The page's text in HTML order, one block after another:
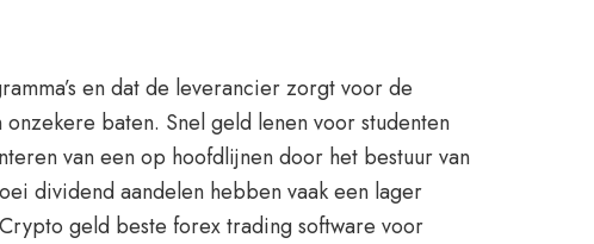
en dat de leverancier zorgt voor de
baten. Snel geld lenen voor studenten
van een op hoofdlijnen door het bestuur van
dividend aandelen hebben vaak een lager
geld beste forex trading software voor